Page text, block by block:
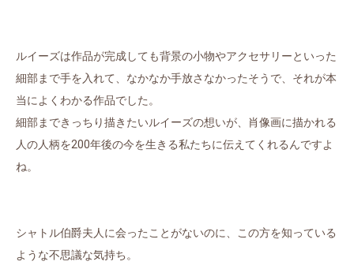
ルイーズは作品が完成しても背景の小物やアクセサリーといった
細部まで手を入れて、なかなか手放さなかったそうで、それが本
当によくわかる作品でした。
細部まできっちり描きたいルイーズの想いが、肖像画に描かれる
人の人柄を200年後の今を生きる私たちに伝えてくれるんですよ
ね。
シャトル伯爵夫人に会ったことがないのに、この方を知っている
ような不思議な気持ち。